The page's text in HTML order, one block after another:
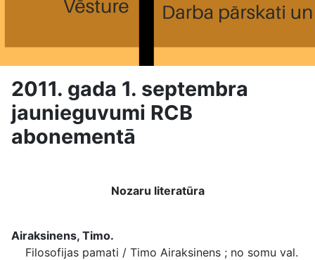
2011. gada 1. septembra
jaunieguvumi RCB
abonementā
Nozaru literatūra
Airaksinens, Timo.
Filosofijas pamati / Timo Airaksinens ; no somu val.